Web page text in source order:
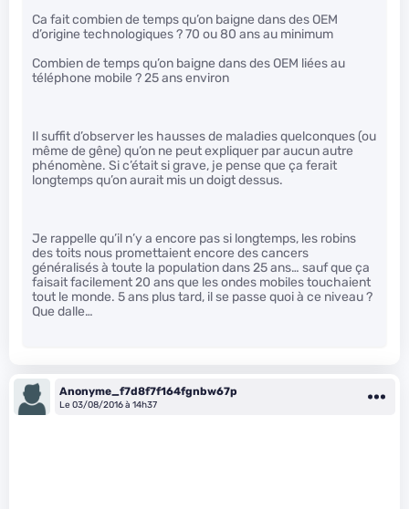
Ca fait combien de temps qu’on baigne dans des OEM
d’origine technologiques ? 70 ou 80 ans au minimum
Combien de temps qu’on baigne dans des OEM liées au
téléphone mobile ? 25 ans environ
Il suffit d’observer les hausses de maladies quelconques (ou
même de gêne) qu’on ne peut expliquer par aucun autre
phénomène. Si c’était si grave, je pense que ça ferait
longtemps qu’on aurait mis un doigt dessus.
Je rappelle qu’il n’y a encore pas si longtemps, les robins
des toits nous promettaient encore des cancers
généralisés à toute la population dans 25 ans… sauf que ça
faisait facilement 20 ans que les ondes mobiles touchaient
tout le monde. 5 ans plus tard, il se passe quoi à ce niveau ?
Que dalle…
Anonyme_f7d8f7f164fgnbw67p
Le 03/08/2016 à 14h37